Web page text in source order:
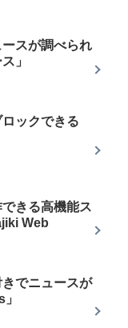
スが調べられ
」
ックできる
きる高機能ス
Web
でニュースが